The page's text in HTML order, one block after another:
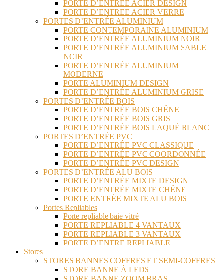
PORTE D’ENTREE ACIER DESIGN
PORTE D’ENTREE ACIER VERRE
PORTES D’ENTRÉE ALUMINIUM
PORTE CONTEMPORAINE ALUMINIUM
PORTE D’ENTRÉE ALUMINIUM NOIR
PORTE D’ENTRÉE ALUMINIUM SABLE
NOIR
PORTE D’ENTRÉE ALUMINIUM
MODERNE
PORTE ALUMINIUM DESIGN
PORTE D’ENTRÉE ALUMINIUM GRISE
PORTES D’ENTRÉE BOIS
PORTE D’ENTRÉE BOIS CHÊNE
PORTE D’ENTRÉE BOIS GRIS
PORTE D’ENTRÉE BOIS LAQUÉ BLANC
PORTES D’ENTRÉE PVC
PORTE D’ENTRÉE PVC CLASSIQUE
PORTE D’ENTRÉE PVC COORDONNÉE
PORTE D’ENTRÉE PVC DESIGN
PORTES D’ENTRÉE ALU BOIS
PORTE D’ENTRÉE MIXTE DESIGN
PORTE D’ENTRÉE MIXTE CHÊNE
PORTE ENTRÉE MIXTE ALU BOIS
Portes Repliables
Porte repliable baie vitré
PORTE REPLIABLE 4 VANTAUX
PORTE REPLIABLE 3 VANTAUX
PORTE D’ENTRE REPLIABLE
Stores
STORES BANNES COFFRES ET SEMI-COFFRES
STORE BANNE À LEDS